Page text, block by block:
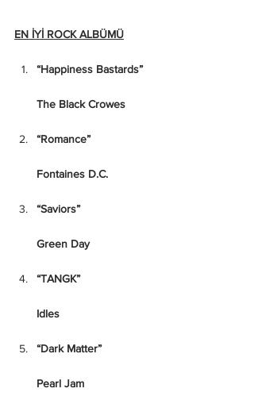
EN İYİ ROCK ALBÜMÜ
“Happiness Bastards”
The Black Crowes
“Romance”
Fontaines D.C.
“Saviors”
Green Day
“TANGK”
Idles
“Dark Matter”
Pearl Jam